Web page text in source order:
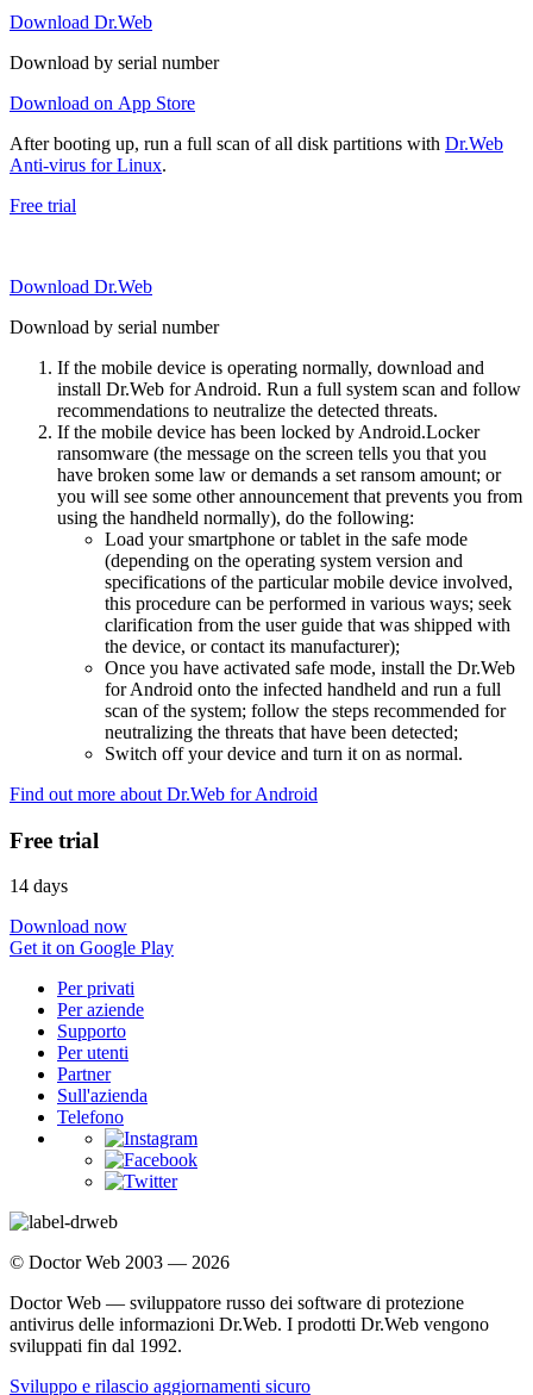
Download Dr.Web
Download by serial number
Download on App Store
After booting up, run a full scan of all disk partitions with Dr.Web
Anti-virus for Linux.
Free trial
Download Dr.Web
Download by serial number
If the mobile device is operating normally, download and
install Dr.Web for Android. Run a full system scan and follow
recommendations to neutralize the detected threats.
If the mobile device has been locked by Android.Locker
ransomware (the message on the screen tells you that you
have broken some law or demands a set ransom amount; or
you will see some other announcement that prevents you from
using the handheld normally), do the following:
Load your smartphone or tablet in the safe mode
(depending on the operating system version and
specifications of the particular mobile device involved,
this procedure can be performed in various ways; seek
clarification from the user guide that was shipped with
the device, or contact its manufacturer);
Once you have activated safe mode, install the Dr.Web
for Android onto the infected handheld and run a full
scan of the system; follow the steps recommended for
neutralizing the threats that have been detected;
Switch off your device and turn it on as normal.
Find out more about Dr.Web for Android
Free trial
14 days
Download now
Get it on Google Play
Per privati
Per aziende
Supporto
Per utenti
Partner
Sull'azienda
Telefono
© Doctor Web 2003 — 2026
Doctor Web — sviluppatore russo dei software di protezione
antivirus delle informazioni Dr.Web. I prodotti Dr.Web vengono
sviluppati fin dal 1992.
Sviluppo e rilascio aggiornamenti sicuro